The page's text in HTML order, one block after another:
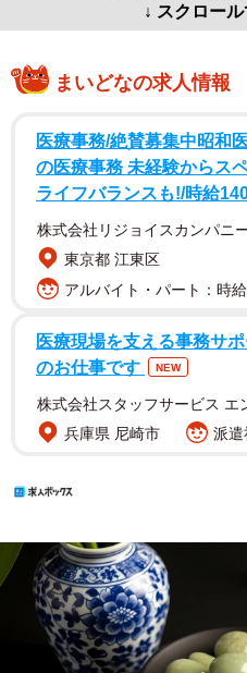
↓ スクロー
まいどなの求人情報
医療事務/絶賛募集中昭和
の医療事務 未経験からス
ライフバランスも!/時給
株式会社リジョイスカンパニ
東京都 江東区
アルバイト・パート：時
医療現場を支える事務サ
のお仕事です
NEW
株式会社スタッフサービス エ
兵庫県 尼崎市
派遣